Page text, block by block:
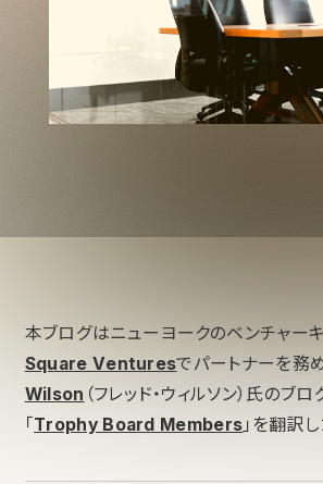
本ブログはニューヨークのベンチャー
Square Venturesでパートナーを務め
Wilson （フレッド・ウィルソン）氏のブロ
「 Trophy Board Members 」を翻訳